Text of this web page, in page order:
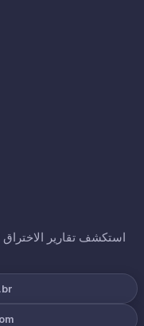
استكشف تقارير الاختراق